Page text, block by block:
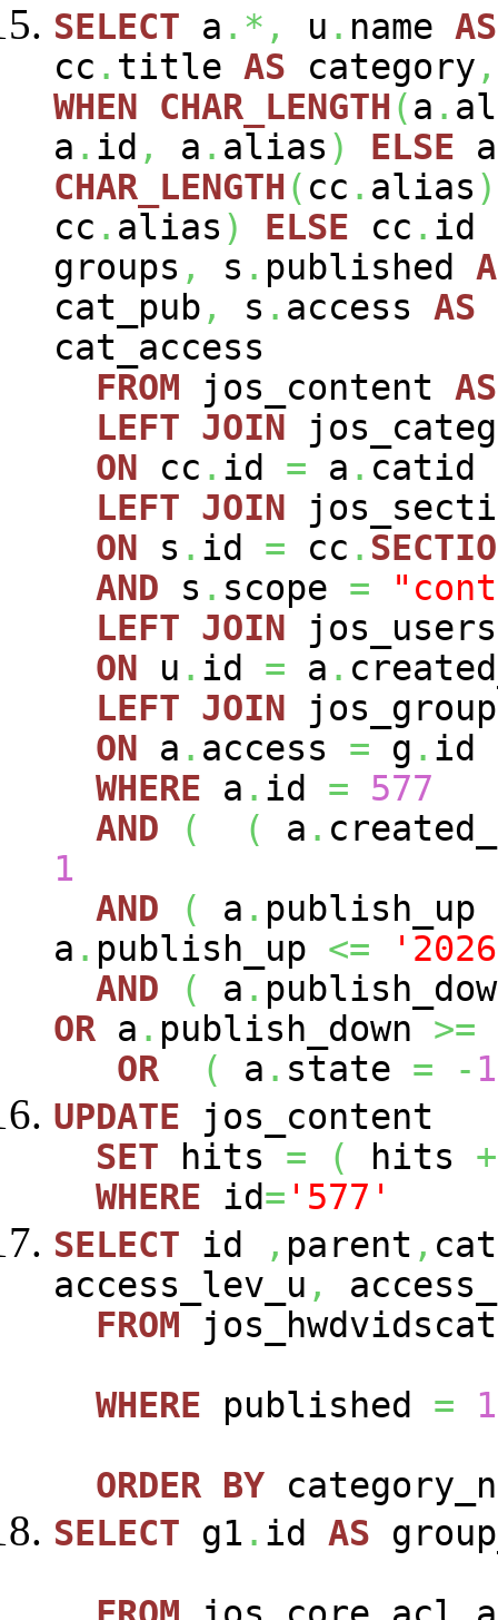
SELECT a .*, u . name AS
cc . title AS category ,
WHEN
CHAR_LENGTH(a .
a . id , a . alias ) ELSE a
CHAR_LENGTH( cc . alias )
cc . alias ) ELSE cc . id
groups , s . published
cat_pub , s . access AS
cat_access
FROM jos_content AS
LEFT JOIN
ON cc . id = a . catid
LEFT JOIN
ON s . id = cc .
AND s . scope =
LEFT JOIN
ON u . id = a .
LEFT JOIN
ON a . access = g . id
WHERE a . id =
577
AND
( ( a .
1
AND
( a . publish_up
a . publish_up <=
AND
( a .
OR a . publish_down >=
OR
( a . state = - 1
UPDATE jos_content
SET hits = ( hits +
WHERE id= '577'
SELECT id , parent ,
access_lev_u ,
FROM
WHERE published =
1
ORDER BY
SELECT g1 . id AS